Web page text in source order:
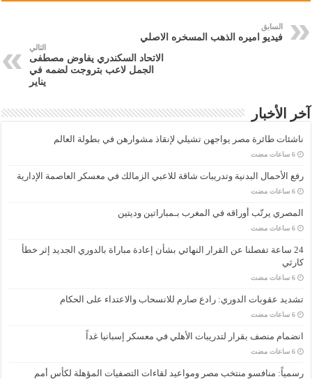
السابق
فيديو اميره الذهب المسخره الاصلي
التالي
الاتحاد السكندري يفاوض مصطفى
الجمل لاعب بتروجت لضمه في
يناير
آخر الأخبار
ناشئات طائرة مصر يواجهن تشيلي لإنقاذ مشوارهن في بطولة العالم
‏6 ساعات مضت
رفع الأحمال البدنية وتدريبات شاقة للاعبي الزمالك في معسكر العاصمة الإدارية
‏6 ساعات مضت
المصري يرتّب أوراقه في المغرب بـمباراتين وديتين
‏6 ساعات مضت
24 ساعة تفصلنا عن القرار النهائي بشأن إعادة مباراة بالدوري الجديد إثر خطأ
كارثي
‏6 ساعات مضت
تشديد عقوبات الدوري: رادع صارم للانسحاب والاعتداء على الحكام
‏6 ساعات مضت
انضمام منصف بقرار لتدريبات الأهلي في معسكر إسبانيا غداً
‏6 ساعات مضت
رسمياً: منافسو منتخب مصر ومواعيد لقاءات التصفيات المؤهلة لكأس أمم